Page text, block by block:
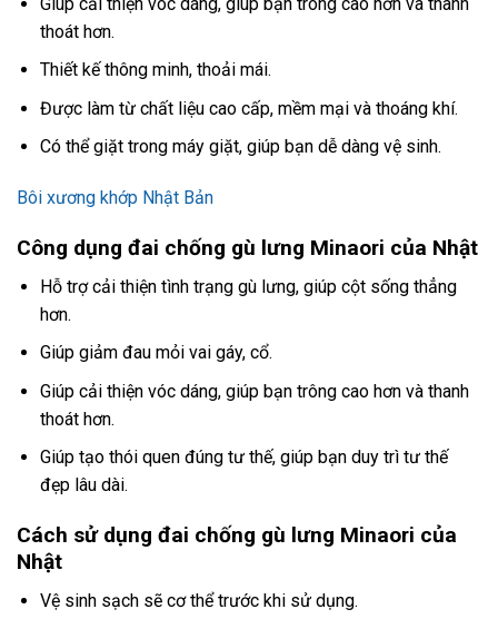
thoát hơn.
Thiết kế thông minh, thoải mái.
Được làm từ chất liệu cao cấp, mềm mại và thoáng khí.
Có thể giặt trong máy giặt, giúp bạn dễ dàng vệ sinh.
Bôi xương khớp Nhật Bản
Công dụng đai chống gù lưng Minaori của Nhật
Hỗ trợ cải thiện tình trạng gù lưng, giúp cột sống thẳng
hơn.
Giúp giảm đau mỏi vai gáy, cổ.
Giúp cải thiện vóc dáng, giúp bạn trông cao hơn và thanh
thoát hơn.
Giúp tạo thói quen đúng tư thế, giúp bạn duy trì tư thế
đẹp lâu dài.
Cách sử dụng đai chống gù lưng Minaori của
Nhật
Vệ sinh sạch sẽ cơ thể trước khi sử dụng.